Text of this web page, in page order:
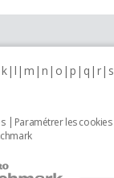
k l m n o p q r s
Paramétrer les cookies